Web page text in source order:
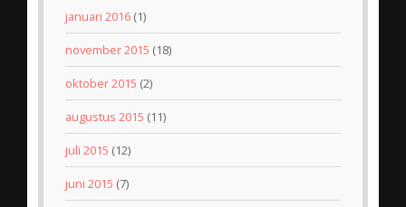
januari 2016 (1)
november 2015 (18)
oktober 2015 (2)
augustus 2015 (11)
juli 2015 (12)
juni 2015 (7)